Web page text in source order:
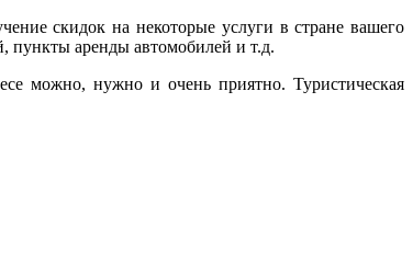
скидок на некоторые услуги в стране вашего
пункты аренды автомобилей и т.д.
можно, нужно и очень приятно. Туристическая